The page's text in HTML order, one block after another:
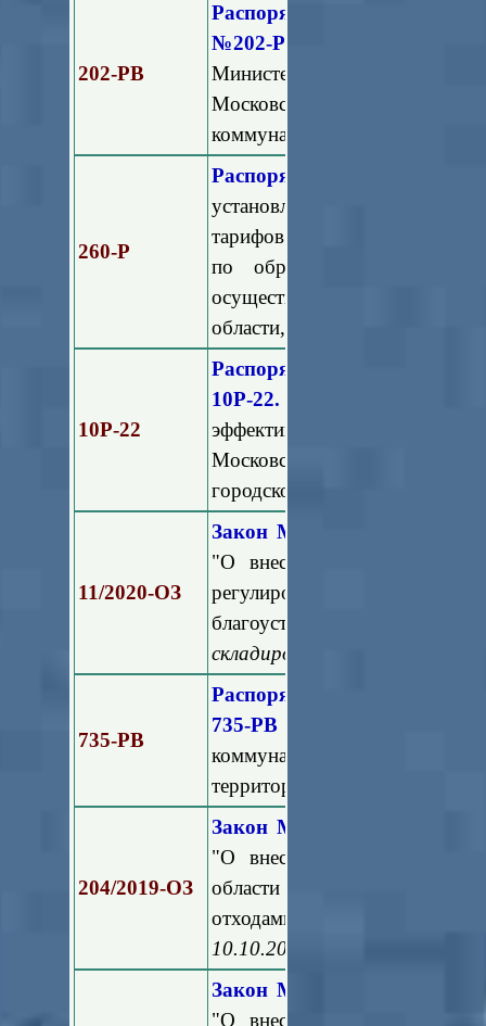
202-РВ
Распоряжение
№202-РВ
Министерства жилищно-
Московской области в
коммунальными отходами"
260-Р
Распоряжение
установлении
тарифов и установлении
по обращению с
осуществляющих
области, на 2021-2023 годы"
10Р-22
Распоряжение
10Р-22.
эффективности
Московской области в
городской среды в
11/2020-ОЗ
Закон Московской
"О внесении изменения в
регулировании
благоустройства в
складирования снега)
735-РВ
Распоряжение
735-РВ
коммунальных отходов для
территории Московской
204/2019-ОЗ
Закон Московской
"О внесении изменений в
области в сфере
отходами"
10.10.2019 № 26/95-П)
Закон Московской
"О внесении изменений в